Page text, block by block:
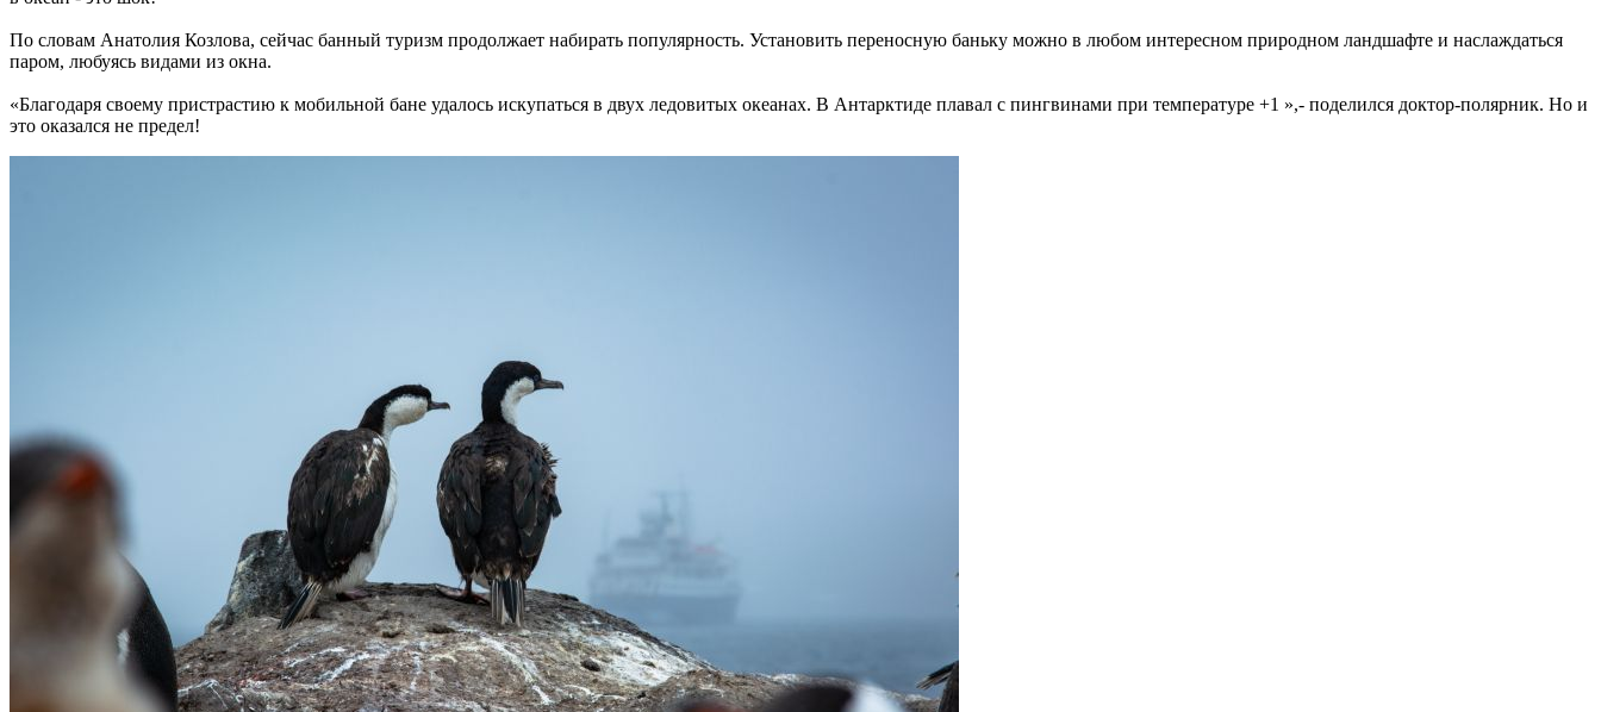
По словам Анатолия Козлова, сейчас банный туризм продолжает набирать популярность. Установить переносную баньку можно в любом интересном природном ландшафте и наслаждаться
паром, любуясь видами из окна.
«Благодаря своему пристрастию к мобильной бане удалось искупаться в двух ледовитых океанах. В Антарктиде плавал с пингвинами при температуре +1 »,- поделился доктор-полярник. Но и
это оказался не предел!